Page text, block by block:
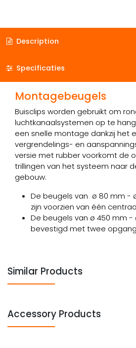
Description
Specificaties
Montagebeugels
Buisclips worden gebruikt om
luchtkanaalsystemen op te
een snelle montage dankzij het
vergrendelings- en
versie met rubber voorkomt de
trillingen van het systeem naar
gebouw.
De beugels van ø 80 mm -
zijn voorzien van één
De beugels van ø 450 mm
bevestigd met twee
Similar Products
Accessory Products